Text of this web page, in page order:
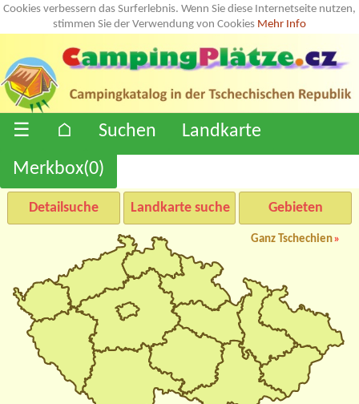
Cookies verbessern das Surferlebnis. Wenn Sie diese Internetseite nutzen,
stimmen Sie der Verwendung von Cookies Mehr Info
☰ ⌂ Suchen
Landkarte
Merkbox(0)
Detailsuche Landkarte suche Gebieten
Ganz Tschechien»